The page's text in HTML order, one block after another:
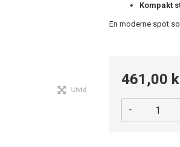
Utvid
Kompakt
En moderne spot
461,00
-